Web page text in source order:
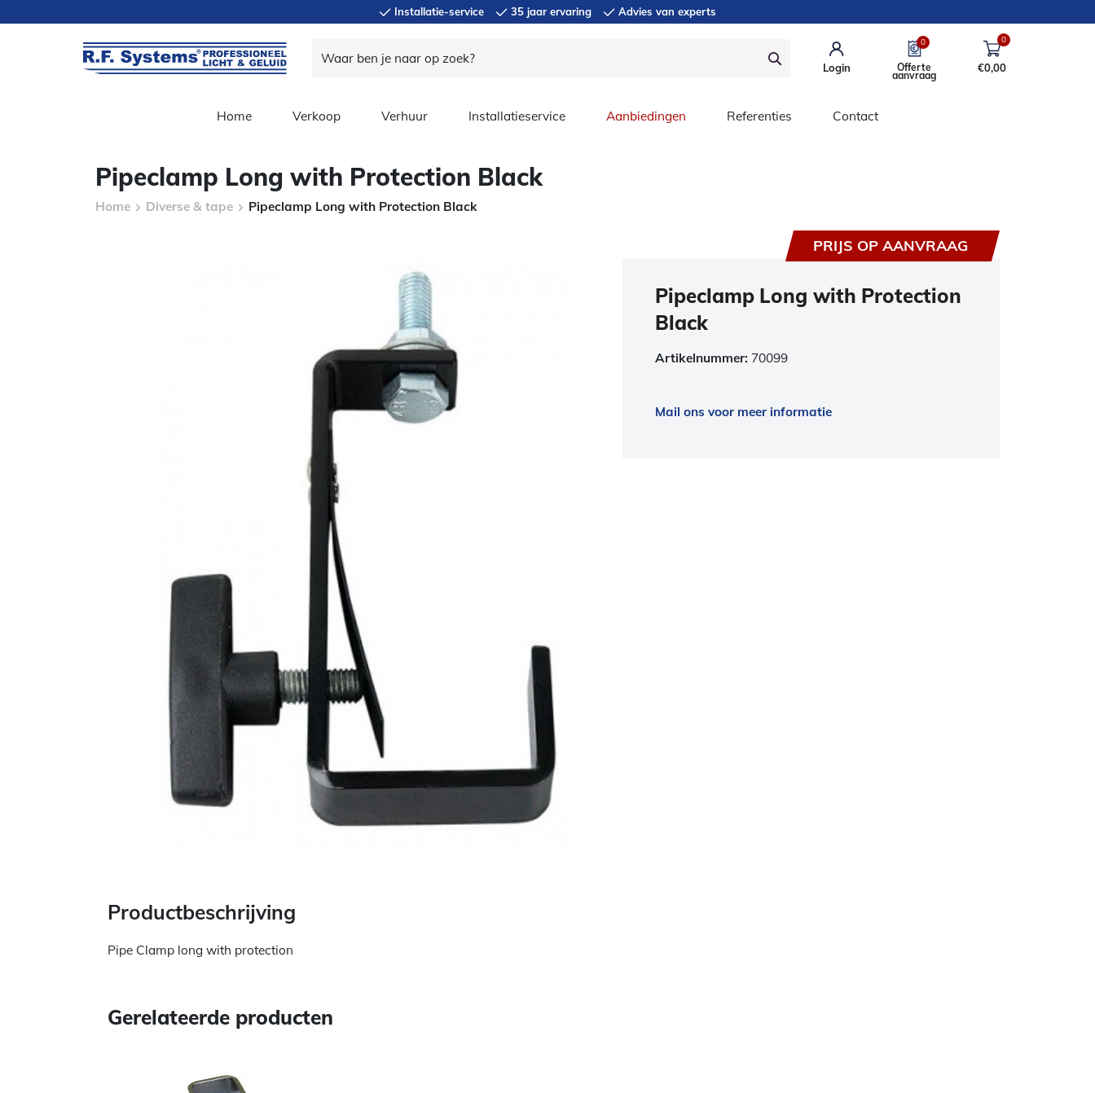
Installatie-service 35 jaar ervaring Advies van experts
Login
0
Offerte
aanvraag
0
€0,00
Home Verkoop Verhuur Installatieservice Aanbiedingen Referenties Contact
Pipeclamp Long with Protection Black
Home Diverse & tape Pipeclamp Long with Protection Black
PRIJS OP AANVRAAG
Pipeclamp Long with Protection
Black
Artikelnummer: 70099
Mail ons voor meer informatie
Productbeschrijving
Pipe Clamp long with protection
Gerelateerde producten